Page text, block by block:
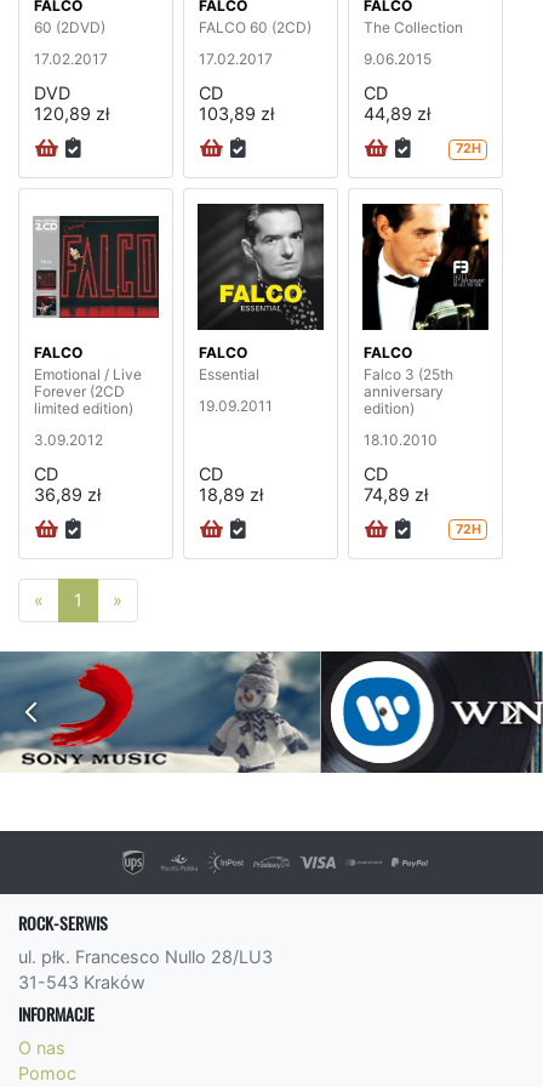
FALCO
60 (2DVD)
17.02.2017
DVD
120,89 zł
FALCO
FALCO 60 (2CD)
17.02.2017
CD
103,89 zł
FALCO
The Collection
9.06.2015
CD
44,89 zł
72H
FALCO
Emotional / Live
Forever (2CD
limited edition)
3.09.2012
CD
36,89 zł
FALCO
Essential
19.09.2011
CD
18,89 zł
FALCO
Falco 3 (25th
anniversary
edition)
18.10.2010
CD
74,89 zł
72H
« Poprzednia strona
1 »
ROCK-SERWIS
ul. płk. Francesco Nullo 28/LU3
31-543 Kraków
INFORMACJE
O nas
Pomoc